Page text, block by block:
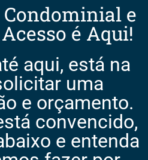
e
é Aqui!
aqui, está na
uma
e orçamento.
convencido,
e entenda